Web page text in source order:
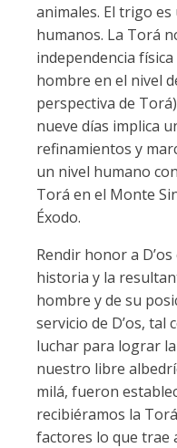
animales. El trigo
humanos. La Torá
independencia
hombre en el nivel
perspectiva de
nueve días implica
refinamientos y
un nivel humano
Torá en el Monte
Éxodo.
Rendir honor a
historia y la
hombre y de su
servicio de D’os, tal
luchar para lograr
nuestro libre
milá, fueron
recibiéramos la
factores lo que trae